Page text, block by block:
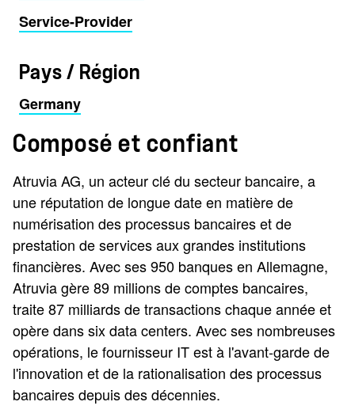
Service-Provider
Pays / Région
Germany
Composé et confiant
Atruvia AG, un acteur clé du secteur bancaire, a
une réputation de longue date en matière de
numérisation des processus bancaires et de
prestation de services aux grandes institutions
financières. Avec ses 950 banques en Allemagne,
Atruvia gère 89 millions de comptes bancaires,
traite 87 milliards de transactions chaque année et
opère dans six data centers. Avec ses nombreuses
opérations, le fournisseur IT est à l'avant-garde de
l'innovation et de la rationalisation des processus
bancaires depuis des décennies.